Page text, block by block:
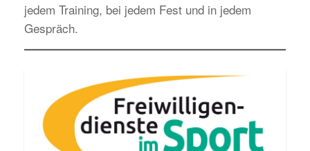
jedem Training, bei jedem Fest und in jedem
Gespräch.